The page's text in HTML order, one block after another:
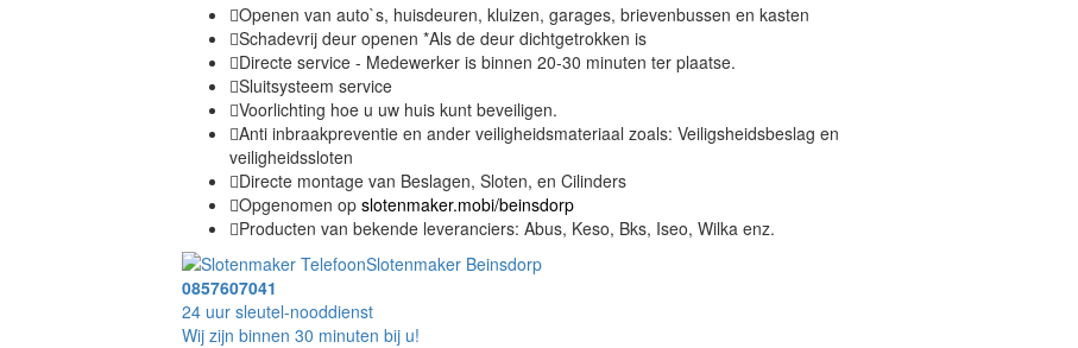
Openen van auto`s, huisdeuren, kluizen, garages, brievenbussen en kasten
Schadevrij deur openen *Als de deur dichtgetrokken is
Directe service - Medewerker is binnen 20-30 minuten ter plaatse.
Sluitsysteem service
Voorlichting hoe u uw huis kunt beveiligen.
Anti inbraakpreventie en ander veiligheidsmateriaal zoals: Veiligsheidsbeslag en
veiligheidssloten
Directe montage van Beslagen, Sloten, en Cilinders
Opgenomen op slotenmaker.mobi/beinsdorp
Producten van bekende leveranciers: Abus, Keso, Bks, Iseo, Wilka enz.
Slotenmaker Beinsdorp
0857607041
24 uur sleutel-nooddienst
Wij zijn binnen 30 minuten bij u!